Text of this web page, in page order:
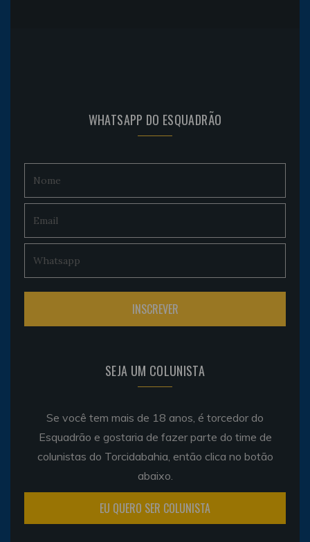
WHATSAPP DO ESQUADRÃO
SEJA UM COLUNISTA
Se você tem mais de 18 anos, é torcedor do
Esquadrão e gostaria de fazer parte do time de
colunistas do Torcidabahia, então clica no botão
abaixo.
EU QUERO SER COLUNISTA